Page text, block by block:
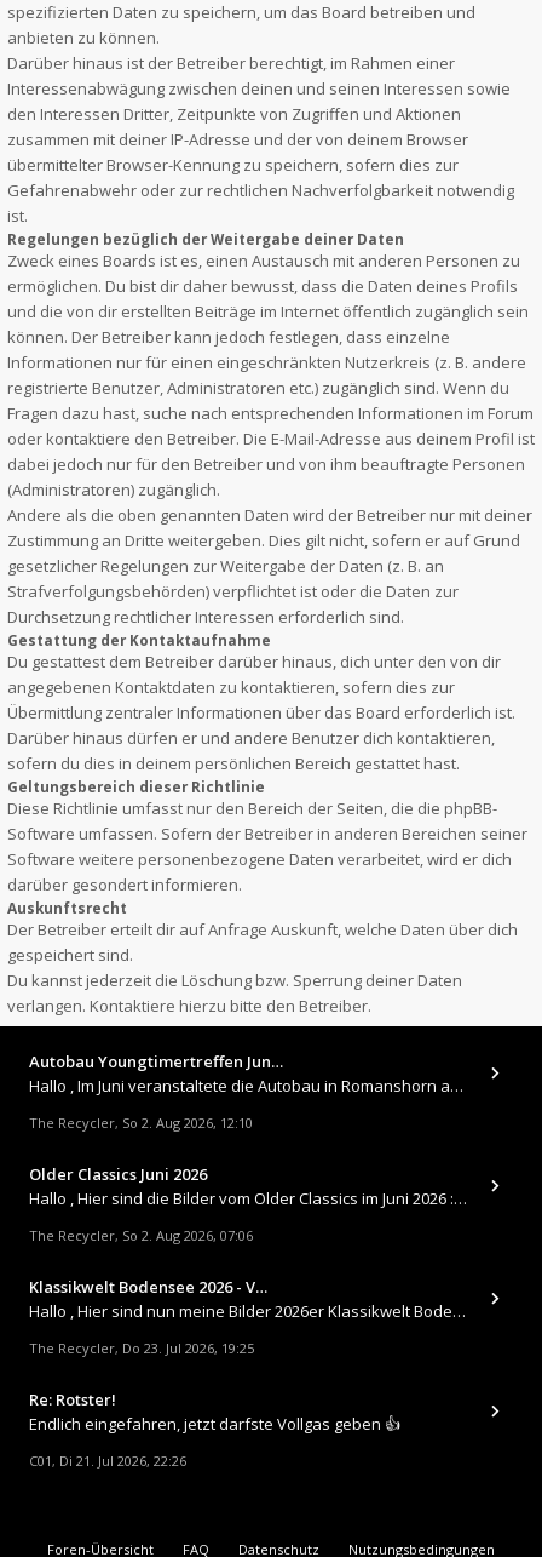
spezifizierten Daten zu speichern, um das Board betreiben und
anbieten zu können.
Darüber hinaus ist der Betreiber berechtigt, im Rahmen einer
Interessenabwägung zwischen deinen und seinen Interessen sowie
den Interessen Dritter, Zeitpunkte von Zugriffen und Aktionen
zusammen mit deiner IP-Adresse und der von deinem Browser
übermittelter Browser-Kennung zu speichern, sofern dies zur
Gefahrenabwehr oder zur rechtlichen Nachverfolgbarkeit notwendig
ist.
Regelungen bezüglich der Weitergabe deiner Daten
Zweck eines Boards ist es, einen Austausch mit anderen Personen zu
ermöglichen. Du bist dir daher bewusst, dass die Daten deines Profils
und die von dir erstellten Beiträge im Internet öffentlich zugänglich sein
können. Der Betreiber kann jedoch festlegen, dass einzelne
Informationen nur für einen eingeschränkten Nutzerkreis (z. B. andere
registrierte Benutzer, Administratoren etc.) zugänglich sind. Wenn du
Fragen dazu hast, suche nach entsprechenden Informationen im Forum
oder kontaktiere den Betreiber. Die E-Mail-Adresse aus deinem Profil ist
dabei jedoch nur für den Betreiber und von ihm beauftragte Personen
(Administratoren) zugänglich.
Andere als die oben genannten Daten wird der Betreiber nur mit deiner
Zustimmung an Dritte weitergeben. Dies gilt nicht, sofern er auf Grund
gesetzlicher Regelungen zur Weitergabe der Daten (z. B. an
Strafverfolgungsbehörden) verpflichtet ist oder die Daten zur
Durchsetzung rechtlicher Interessen erforderlich sind.
Gestattung der Kontaktaufnahme
Du gestattest dem Betreiber darüber hinaus, dich unter den von dir
angegebenen Kontaktdaten zu kontaktieren, sofern dies zur
Übermittlung zentraler Informationen über das Board erforderlich ist.
Darüber hinaus dürfen er und andere Benutzer dich kontaktieren,
sofern du dies in deinem persönlichen Bereich gestattet hast.
Geltungsbereich dieser Richtlinie
Diese Richtlinie umfasst nur den Bereich der Seiten, die die phpBB-
Software umfassen. Sofern der Betreiber in anderen Bereichen seiner
Software weitere personenbezogene Daten verarbeitet, wird er dich
darüber gesondert informieren.
Auskunftsrecht
Der Betreiber erteilt dir auf Anfrage Auskunft, welche Daten über dich
gespeichert sind.
Du kannst jederzeit die Löschung bzw. Sperrung deiner Daten
verlangen. Kontaktiere hierzu bitte den Betreiber.
Autobau Youngtimertreffen Jun…
Hallo , Im Juni veranstaltete die Autobau in Romanshorn auf ihrem Gelände ein kleines Youngtimertreffen : https://up.
The Recycler, So 2. Aug 2026, 12:10
Older Classics Juni 2026
​Hallo , Hier sind die Bilder vom Older Classics im Juni 2026 : https://up.picr.de/51155940wd.jpg https://up.pic
The Recycler, So 2. Aug 2026, 07:06
Klassikwelt Bodensee 2026 - V…
Hallo , Hier sind nun meine Bilder 2026er Klassikwelt Bodensee 😀 https://up.picr.de/51125547rb.jpg https://up.pi
The Recycler, Do 23. Jul 2026, 19:25
Re: Rotster!
Endlich eingefahren, jetzt darfste Vollgas geben 👍
C01, Di 21. Jul 2026, 22:26
Foren-Übersicht FAQ Datenschutz Nutzungsbedingungen